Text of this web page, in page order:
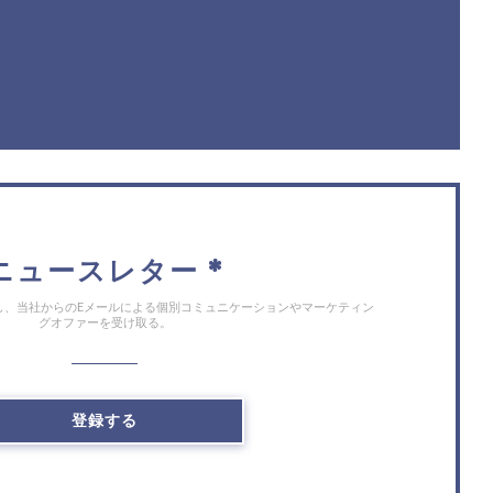
ュースレター *
当社からのEメールによる個別コミュニケーションやマーケティン
グオファーを受け取る。
登録する